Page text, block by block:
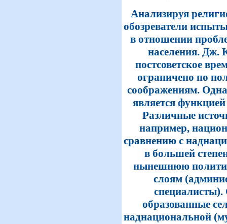
Анализируя
обозреватели
в отношении
населения. Дж.
постсоветское
ограничено по
соображениям.
является
Различные
например,
сравнению с
в большей
нынешнюю
слоям
специалисты).
образованные
наднациональной